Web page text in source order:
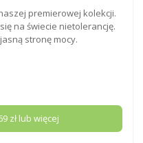
naszej premierowej kolekcji.
na świecie nietolerancję.
stronę mocy.
zł lub więcej